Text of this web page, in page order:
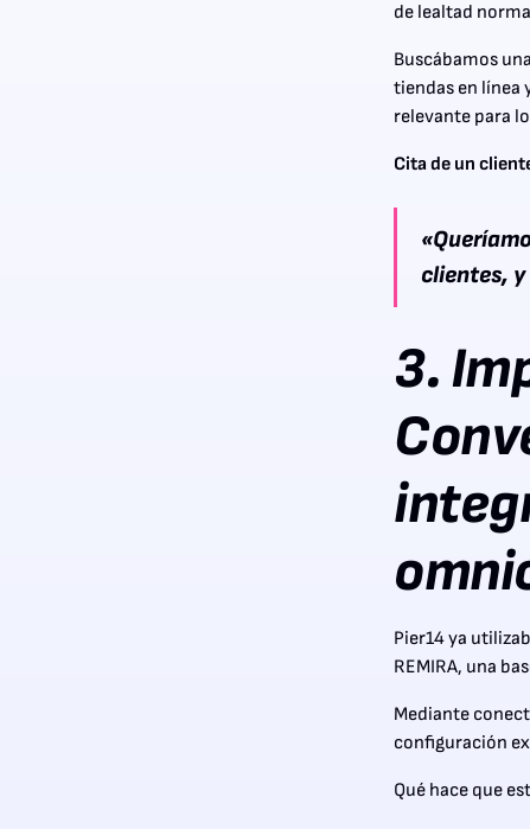
de lealtad
Buscábamos
tiendas en línea
relevante para
Cita de un
clientes, y
3.
Pier14 ya
REMIRA, una
Mediante
configuración
Qué hace que